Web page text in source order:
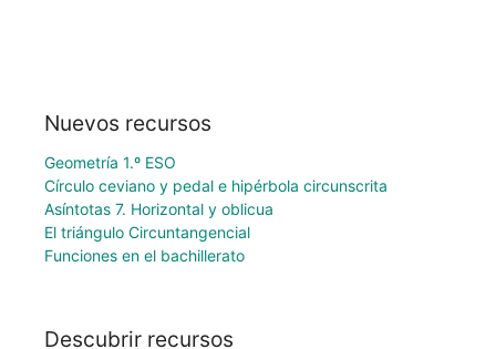
Nuevos recursos
Geometría 1.º ESO
Círculo ceviano y pedal e hipérbola circunscrita
Asíntotas 7. Horizontal y oblicua
El triángulo Circuntangencial
Funciones en el bachillerato
Descubrir recursos